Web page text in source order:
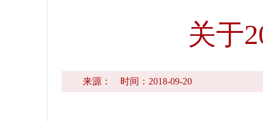
关于
来源： 时间：2018-09-20